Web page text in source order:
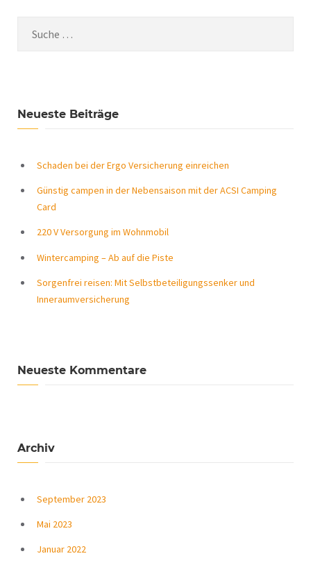
Neueste Beiträge
Schaden bei der Ergo Versicherung einreichen
Günstig campen in der Nebensaison mit der ACSI Camping
Card
220 V Versorgung im Wohnmobil
Wintercamping – Ab auf die Piste
Sorgenfrei reisen: Mit Selbstbeteiligungssenker und
Inneraumversicherung
Neueste Kommentare
Archiv
September 2023
Mai 2023
Januar 2022